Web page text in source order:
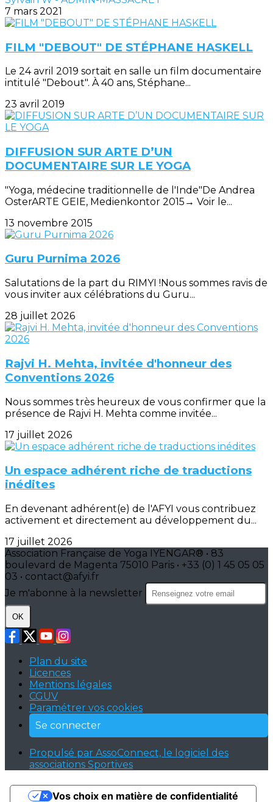
7 mars 2021
FILM "DEBOUT" DE STÉPHANE HASKELL
Le 24 avril 2019 sortait en salle un film documentaire
intitulé "Debout". À 40 ans, Stéphane...
23 avril 2019
DIFFUSION SUR ARTE D’UN
DOCUMENTAIRE SUR LE YOGA
"Yoga, médecine traditionnelle de l'Inde"De Andrea
OsterARTE GEIE, Medienkontor 2015→ Voir le...
13 novembre 2015
Guru Purnima 2026
Salutations de la part du RIMYI !Nous sommes ravis de
vous inviter aux célébrations du Guru...
28 juillet 2026
Rajvi H. Mehta, invitée d'honneur des
Conventions 2026
Nous sommes très heureux de vous confirmer que la
présence de Rajvi H. Mehta comme invitée...
17 juillet 2026
Un espace adhérent riche de traductions
inédites
En devenant adhérent(e) de l'AFYI vous contribuez
activement et directement au développement du...
17 juillet 2026
Association Française de Yoga IYENGAR® • 83
boulevard de Magenta 75010 Paris • +33 (0) 1 45 05 05
03 • contact@afyi.fr
Je m'abonne à la newsletter
OK
Plan du site
Licences
Mentions légales
CGUV
Paramétrer vos cookies
Se connecter
Propulsé par AssoConnect, le logiciel des
associations Sportives
Vos choix en matière de confidentialité